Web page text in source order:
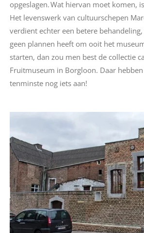
opgeslagen. Wat hiervan moet komen,
Het levenswerk van cultuurschepen
verdient echter een betere
geen plannen heeft om ooit het
starten, dan zou men best de collectie
Fruitmuseum in Borgloon. Daar
tenminste nog iets aan!